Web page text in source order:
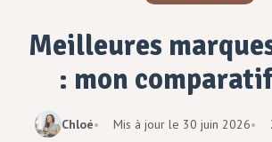
Meilleures
: mon
Chloé Mis à jour le 30 juin 2026